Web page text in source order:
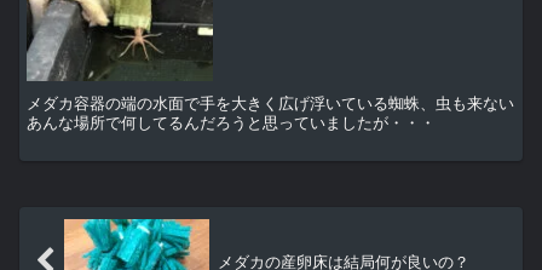
メダカ容器の端の水面で手を大きく広げ浮いている蜘蛛、虫も来ない
あんな場所で何してるんだろうと思っていましたが・・・
メダカの産卵床は結局何が良いの？